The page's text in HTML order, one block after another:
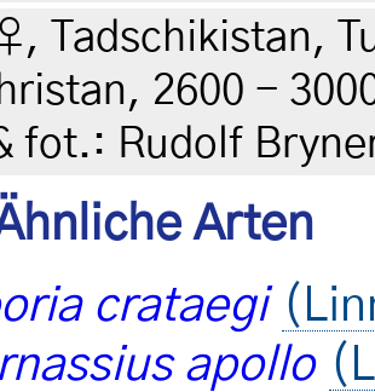
Tadschikistan,
2600 -
fot.: Rudolf
Arten
crataegi
apollo